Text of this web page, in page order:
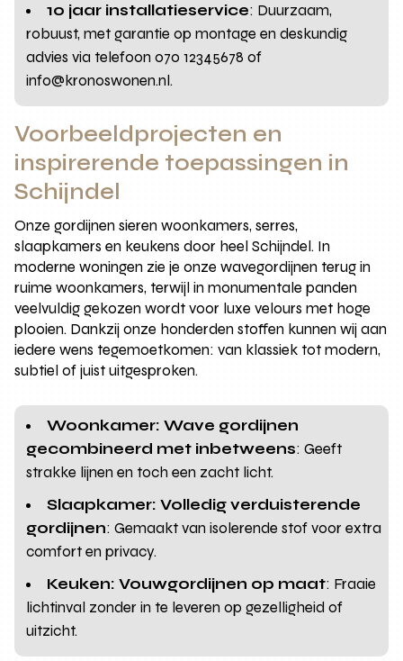
10 jaar installatieservice: Duurzaam,
robuust, met garantie op montage en deskundig
advies via telefoon 070 12345678 of
info@kronoswonen.nl.
Voorbeeldprojecten en
inspirerende toepassingen in
Schijndel
Onze gordijnen sieren woonkamers, serres,
slaapkamers en keukens door heel Schijndel. In
moderne woningen zie je onze wavegordijnen terug in
ruime woonkamers, terwijl in monumentale panden
veelvuldig gekozen wordt voor luxe velours met hoge
plooien. Dankzij onze honderden stoffen kunnen wij aan
iedere wens tegemoetkomen: van klassiek tot modern,
subtiel of juist uitgesproken.
Woonkamer: Wave gordijnen
gecombineerd met inbetweens: Geeft
strakke lijnen en toch een zacht licht.
Slaapkamer: Volledig verduisterende
gordijnen: Gemaakt van isolerende stof voor extra
comfort en privacy.
Keuken: Vouwgordijnen op maat: Fraaie
lichtinval zonder in te leveren op gezelligheid of
uitzicht.